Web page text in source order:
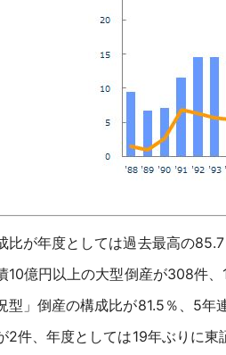
比が年度としては過去最高の
10億円以上の大型倒産が308件
型」倒産の構成比が81.5％、5年
2件、年度としては19年ぶりに東